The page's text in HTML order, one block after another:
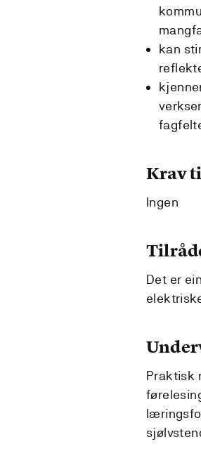
kan
Krav
Ingen
Det er
Praktisk